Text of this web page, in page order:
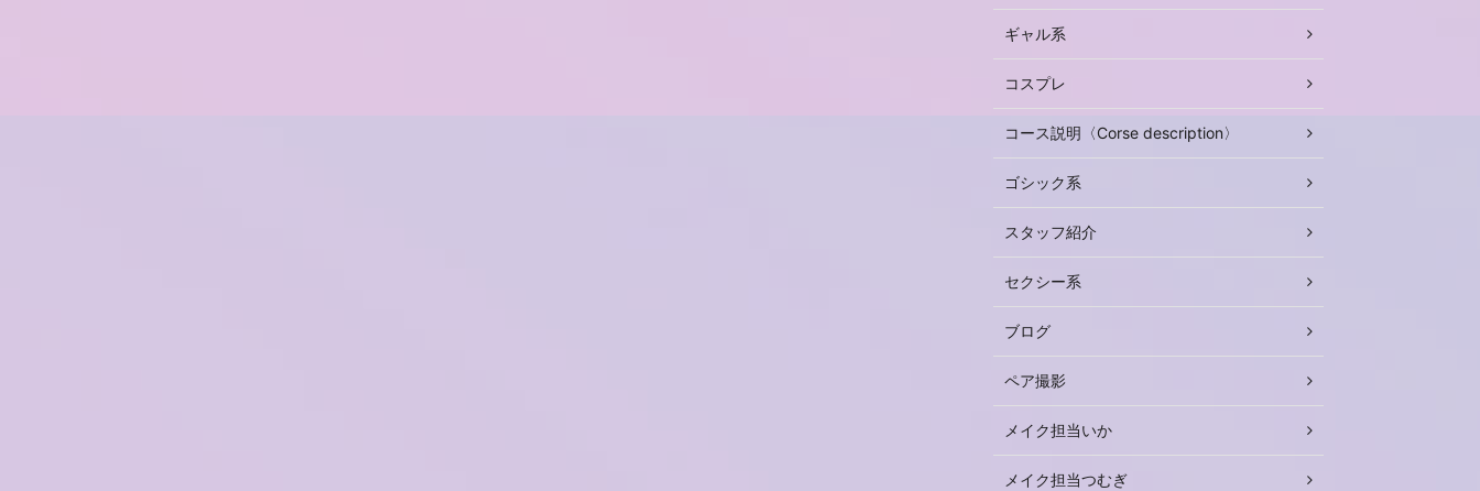
ギャル系
コスプレ
コース説明〈Corse description〉
ゴシック系
スタッフ紹介
セクシー系
ブログ
ペア撮影
メイク担当いか
メイク担当つむぎ